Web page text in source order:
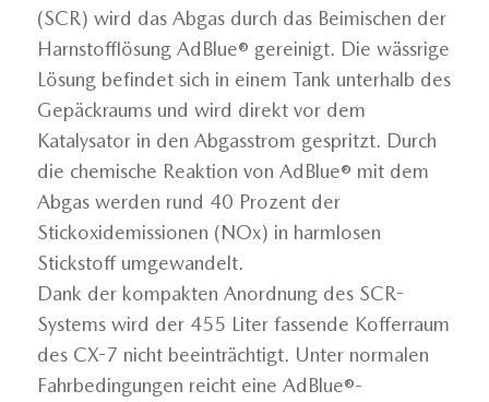
(SCR) wird das Abgas durch das Beimischen der
Harnstofflösung AdBlue® gereinigt. Die wässrige
Lösung befindet sich in einem Tank unterhalb des
Gepäckraums und wird direkt vor dem
Katalysator in den Abgasstrom gespritzt. Durch
die chemische Reaktion von AdBlue® mit dem
Abgas werden rund 40 Prozent der
Stickoxidemissionen (NOx) in harmlosen
Stickstoff umgewandelt.
Dank der kompakten Anordnung des SCR-
Systems wird der 455 Liter fassende Kofferraum
des CX-7 nicht beeinträchtigt. Unter normalen
Fahrbedingungen reicht eine AdBlue®-